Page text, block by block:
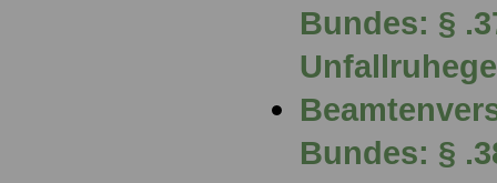
Bundes: §
Bundes: §